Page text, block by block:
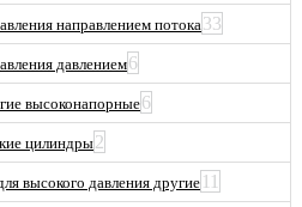
направлением потока33
давлением6
высоконапорные6
цилиндры2
высокого давления другие 11